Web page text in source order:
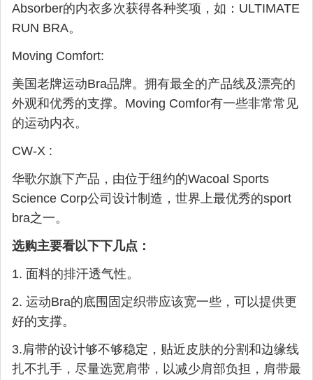
Absorber的内衣多次获得各种奖项，如：ULTIMATE
RUN BRA。
Moving Comfort:
美国老牌运动Bra品牌。拥有最全的产品线及漂亮的
外观和优秀的支撑。Moving Comfor有一些非常常见
的运动内衣。
CW-X :
华歌尔旗下产品，由位于纽约的Wacoal Sports
Science Corp公司设计制造，世界上最优秀的sport
bra之一。
选购主要看以下下几点：
1. 面料的排汗透气性。
2. 运动Bra的底围固定织带应该宽一些，可以提供更
好的支撑。
3.肩带的设计够不够稳定，贴近皮肤的分割和边缘线
扎不扎手，尽量选宽肩带，以减少肩部负担，肩带最